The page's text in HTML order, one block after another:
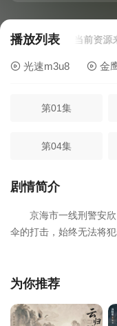
播放列表当前资源来
光速m3u8 金
第01集
第04集
第07集
第10集
剧情简介
京海市一线刑警安欣
伞的打击，始终无法将
工作开展后，临江省派
铲除了盘踞京海多年的强
为你推荐